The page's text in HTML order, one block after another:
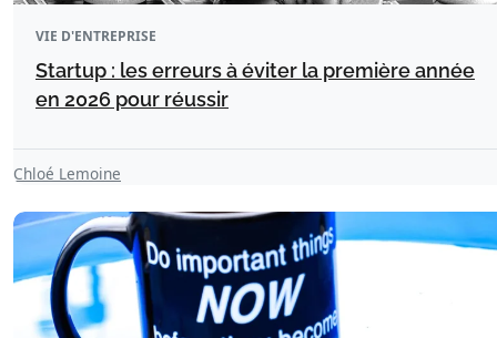
VIE D'ENTREPRISE
Startup : les erreurs à éviter la première année
en 2026 pour réussir
Chloé Lemoine